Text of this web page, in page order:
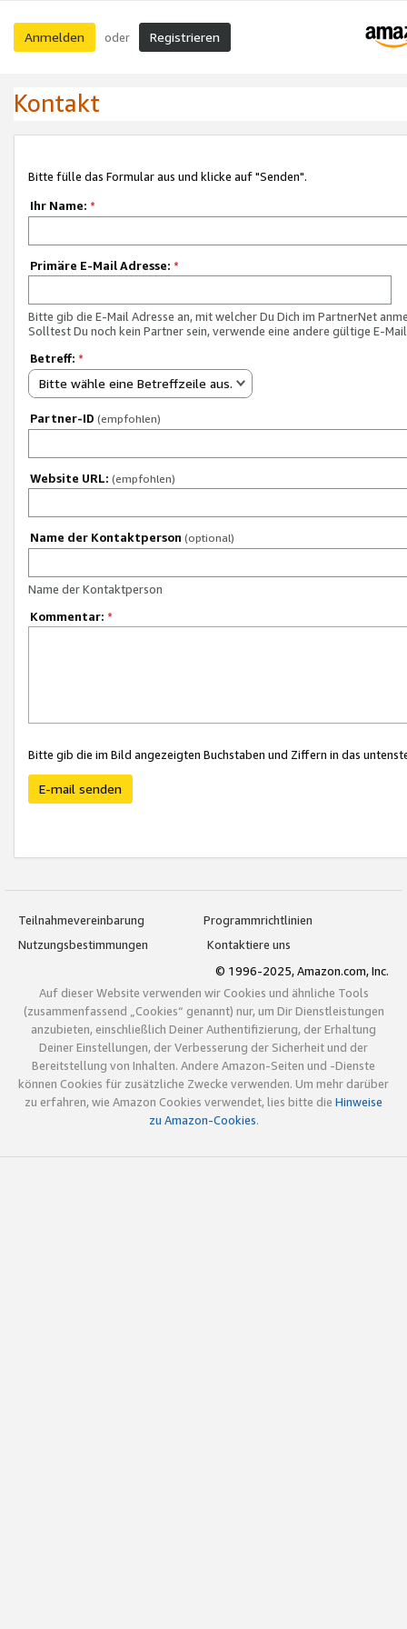
Anmelden oder Registrieren
Kontakt
Bitte fülle das Formular aus und klicke auf "Senden".
Ihr Name: *
Primäre E-Mail Adresse: *
Bitte gib die E-Mail Adresse an, mit welcher Du Dich im PartnerNet
Solltest Du noch kein Partner sein, verwende eine andere gültige E-
Betreff: *
Bitte wähle eine Betreffzeile aus.
Partner-ID (empfohlen)
Website URL: (empfohlen)
Name der Kontaktperson (optional)
Name der Kontaktperson
Kommentar: *
Bitte gib die im Bild angezeigten Buchstaben und Ziffern in das
E-mail senden
Teilnahmevereinbarung
Programmrichtlinien
Nutzungsbestimmungen
Kontaktiere uns
© 1996-2025, Amazon.com, Inc.
Auf dieser Website verwenden wir Cookies und ähnliche Tools
(zusammenfassend „Cookies“ genannt) nur, um Dir Dienstleistungen
anzubieten, einschließlich Deiner Authentifizierung, der Erhaltung
Deiner Einstellungen, der Verbesserung der Sicherheit und der
Bereitstellung von Inhalten. Andere Amazon-Seiten und -Dienste
können Cookies für zusätzliche Zwecke verwenden. Um mehr darüber
zu erfahren, wie Amazon Cookies verwendet, lies bitte die Hinweise
zu Amazon-Cookies.